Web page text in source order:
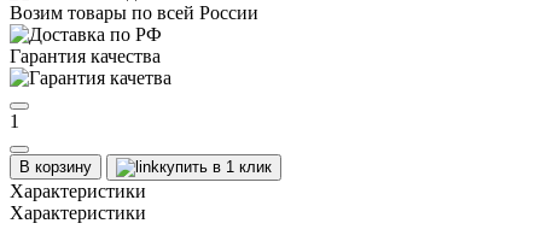
Возим товары по всей России
Гарантия качества
1
В корзину купить в 1 клик
Характеристики
Характеристики